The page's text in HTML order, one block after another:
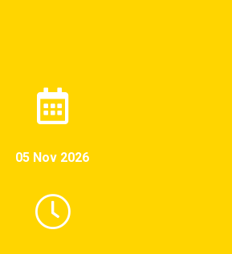
05 Nov 2026